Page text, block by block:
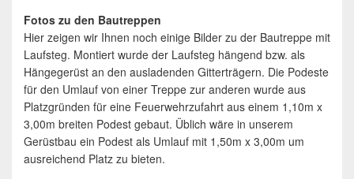
Fotos zu den Bautreppen
Hier zeigen wir Ihnen noch einige Bilder zu der Bautreppe mit
Laufsteg. Montiert wurde der Laufsteg hängend bzw. als
Hängegerüst an den ausladenden Gitterträgern. Die Podeste
für den Umlauf von einer Treppe zur anderen wurde aus
Platzgründen für eine Feuerwehrzufahrt aus einem 1,10m x
3,00m breiten Podest gebaut. Üblich wäre in unserem
Gerüstbau ein Podest als Umlauf mit 1,50m x 3,00m um
ausreichend Platz zu bieten.